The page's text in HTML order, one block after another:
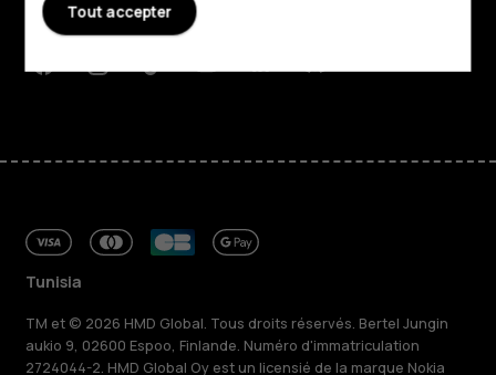
Assistance
FacebookInstagram
TiktokYoutubeLinkedinDiscord
Tunisia
TM et © 2026 HMD Global. Tous droits réservés. Bertel Jungin
aukio 9, 02600 Espoo, Finlande. Numéro d'immatriculation
2724044-2. HMD Global Oy est un licensié de la marque Nokia
Tout accepter